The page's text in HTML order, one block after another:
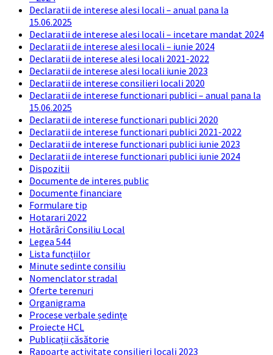
Declaratii de interese alesi locali – anual pana la
15.06.2025
Declaratii de interese alesi locali – incetare mandat 2024
Declaratii de interese alesi locali – iunie 2024
Declaratii de interese alesi locali 2021-2022
Declaratii de interese alesi locali iunie 2023
Declaratii de interese consilieri locali 2020
Declaratii de interese functionari publici – anual pana la
15.06.2025
Declaratii de interese functionari publici 2020
Declaratii de interese functionari publici 2021-2022
Declaratii de interese functionari publici iunie 2023
Declaratii de interese functionari publici iunie 2024
Dispozitii
Documente de interes public
Documente financiare
Formulare tip
Hotarari 2022
Hotărâri Consiliu Local
Legea 544
Lista funcțiilor
Minute sedinte consiliu
Nomenclator stradal
Oferte terenuri
Organigrama
Procese verbale ședințe
Proiecte HCL
Publicații căsătorie
Rapoarte activitate consilieri locali 2023